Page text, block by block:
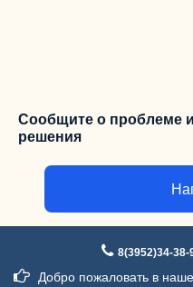
Сообщите о проблеме и
решения
содержимому
8(3952)34-38-
Добро пожаловать в